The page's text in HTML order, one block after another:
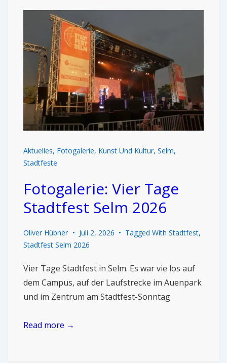
Aktuelles, Fotogalerie, Kunst Und Kultur, Selm,
Stadtfeste
Fotogalerie: Vier Tage
Stadtfest Selm 2026
Oliver Hübner Juli 2, 2026 Tagged WithStadtfest,
Stadtfest Selm 2026
Vier Tage Stadtfest in Selm. Es war vie los auf
dem Campus, auf der Laufstrecke im Auenpark
und im Zentrum am Stadtfest-Sonntag
Read more →